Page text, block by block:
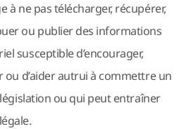
à ne pas télécharger, récupérer,
ou publier des informations
susceptible d’encourager,
ou d’aider autrui à commettre un
ou qui peut entraîner